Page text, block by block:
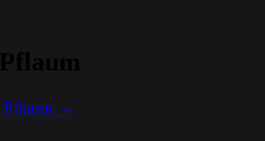
Pflaum →